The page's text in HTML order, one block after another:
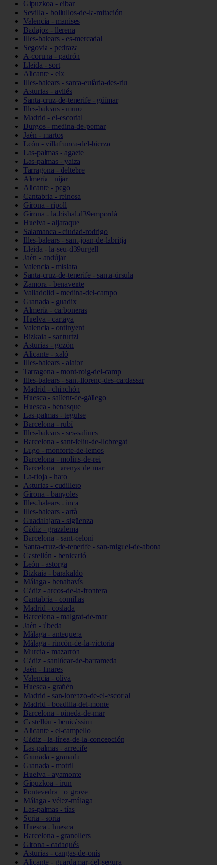
Gipuzkoa - eibar
Sevilla - bollullos-de-la-mitación
Valencia - manises
Badajoz - llerena
Illes-balears - es-mercadal
Segovia - pedraza
A-coruña - padrón
Lleida - sort
Alicante - elx
Illes-balears - santa-eulària-des-riu
Asturias - avilés
Santa-cruz-de-tenerife - güímar
Illes-balears - muro
Madrid - el-escorial
Burgos - medina-de-pomar
Jaén - martos
León - villafranca-del-bierzo
Las-palmas - agaete
Las-palmas - yaiza
Tarragona - deltebre
Almería - níjar
Alicante - pego
Cantabria - reinosa
Girona - ripoll
Girona - la-bisbal-d39empordà
Huelva - aljaraque
Salamanca - ciudad-rodrigo
Illes-balears - sant-joan-de-labritja
Lleida - la-seu-d39urgell
Jaén - andújar
Valencia - mislata
Santa-cruz-de-tenerife - santa-úrsula
Zamora - benavente
Valladolid - medina-del-campo
Granada - guadix
Almería - carboneras
Huelva - cartaya
Valencia - ontinyent
Bizkaia - santurtzi
Asturias - gozón
Alicante - xaló
Illes-balears - alaior
Tarragona - mont-roig-del-camp
Illes-balears - sant-llorenç-des-cardassar
Madrid - chinchón
Huesca - sallent-de-gállego
Huesca - benasque
Las-palmas - teguise
Barcelona - rubí
Illes-balears - ses-salines
Barcelona - sant-feliu-de-llobregat
Lugo - monforte-de-lemos
Barcelona - molins-de-rei
Barcelona - arenys-de-mar
La-rioja - haro
Asturias - cudillero
Girona - banyoles
Illes-balears - inca
Illes-balears - artà
Guadalajara - sigüenza
Cádiz - grazalema
Barcelona - sant-celoni
Santa-cruz-de-tenerife - san-miguel-de-abona
Castellón - benicarló
León - astorga
Bizkaia - barakaldo
Málaga - benahavís
Cádiz - arcos-de-la-frontera
Cantabria - comillas
Madrid - coslada
Barcelona - malgrat-de-mar
Jaén - úbeda
Málaga - antequera
Málaga - rincón-de-la-victoria
Murcia - mazarrón
Cádiz - sanlúcar-de-barrameda
Jaén - linares
Valencia - oliva
Huesca - grañén
Madrid - san-lorenzo-de-el-escorial
Madrid - boadilla-del-monte
Barcelona - pineda-de-mar
Castellón - benicàssim
Alicante - el-campello
Cádiz - la-línea-de-la-concepción
Las-palmas - arrecife
Granada - granada
Granada - motril
Huelva - ayamonte
Gipuzkoa - irun
Pontevedra - o-grove
Málaga - vélez-málaga
Las-palmas - tías
Soria - soria
Huesca - huesca
Barcelona - granollers
Girona - cadaqués
Asturias - cangas-de-onís
Alicante - guardamar-del-segura